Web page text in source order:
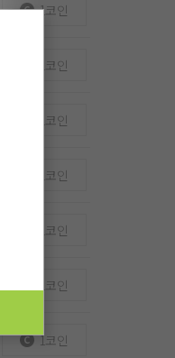
1코인
1코인
1코인
1코인
1코인
1코인
1코인